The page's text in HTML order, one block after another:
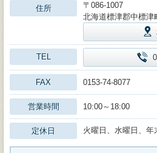
住所
〒086-1007
北海道標津郡中標津
TEL
FAX 0153-74-8077
営業時間 10:00～18:00
定休日 火曜日、水曜日、年